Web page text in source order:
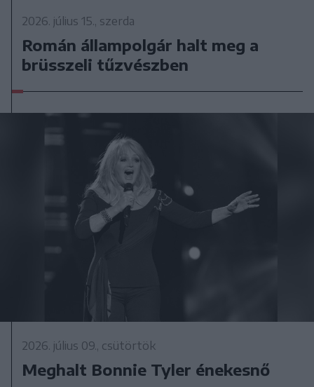
2026. július 15., szerda
Román állampolgár halt meg a
brüsszeli tűzvészben
2026. július 09., csütörtök
Meghalt Bonnie Tyler énekesnő